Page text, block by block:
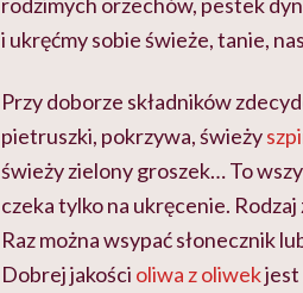
i ukręćmy sobie świeże, tanie,
Przy doborze składników
pietruszki, pokrzywa, świeży
świeży zielony groszek… To
czeka tylko na ukręcenie.
Raz można wsypać słonecznik
Dobrej jakości oliwa z oliwekjest